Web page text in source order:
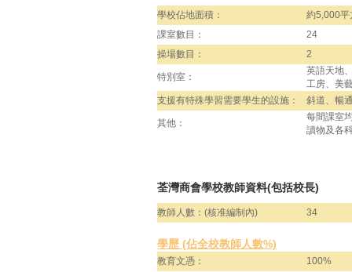
學校佔地面積：
約5,000平
課室數目：
24
操場數目：
2
特別室：
英語天地
工房、美
支援有特殊學習需要學生的設施：
斜道、暢
其他：
每間課室
讀物及各
荃灣商會學校教師資料(包括校長)
教師人數：(核准編制內) 34
學歷 (佔全校教師人數%)
教育文憑：
100%